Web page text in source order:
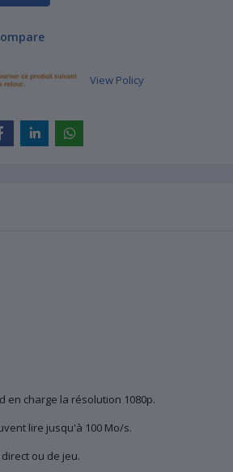
View Policy
en charge la résolution 1080p.
lire jusqu'à 100 Mo/s.
ou de jeu.